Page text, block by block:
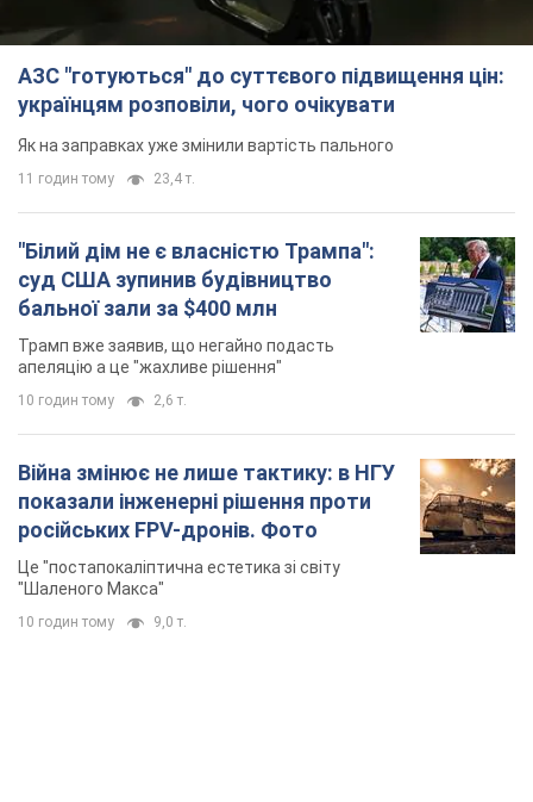
"Білий дім не є власністю Трампа":
суд США зупинив будівництво
бальної зали за $400 млн
Трамп вже заявив, що негайно подасть
Війна змінює не лише тактику: в НГУ
показали інженерні рішення проти
російських FPV-дронів. Фото
"Шаленого Макса"